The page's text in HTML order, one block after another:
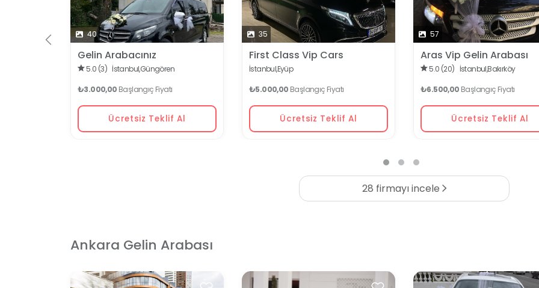
40
Gelin Arabacınız
5.0 (3) İstanbul,Güngören
₺3.000,00 Başlangıç Fiyatı
Ücretsiz Teklif Al
35
First Class Vip Cars
İstanbul,Eyüp
₺5.000,00 Başlangıç Fiyatı
Ücretsiz Teklif Al
57
Aras Vip Gelin Arabası
5.0 (20) İstanbul,Bakırköy
₺6.500,00 Başlangıç Fiyatı
Ücretsiz Teklif Al
28 firmayı incele
Ankara Gelin Arabası